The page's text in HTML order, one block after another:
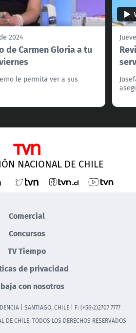
2024
de Carmen Gloria a tu
le permita ver a sus
NACIONAL DE CHILE
Comercial
Concursos
TV Tiempo
de privacidad
con nosotros
| SANTIAGO, CHILE | F: (+56-2)2707 7777
CHILE. TODOS LOS DERECHOS RESERVADOS